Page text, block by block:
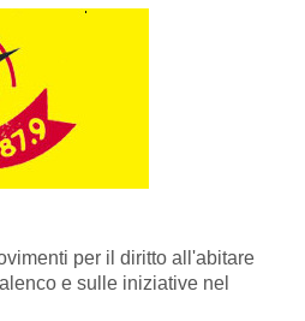
per il diritto all'abitare
e sulle iniziative nel